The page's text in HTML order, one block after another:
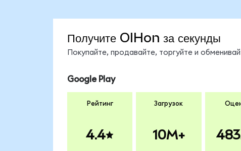
Получите OIHon за секунды
Покупайте, продавайте, торгуйте и
Google Play
Рейтинг
4.4
Загрузок
10M+